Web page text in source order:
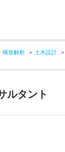
構造解析 土木設計
ルタント